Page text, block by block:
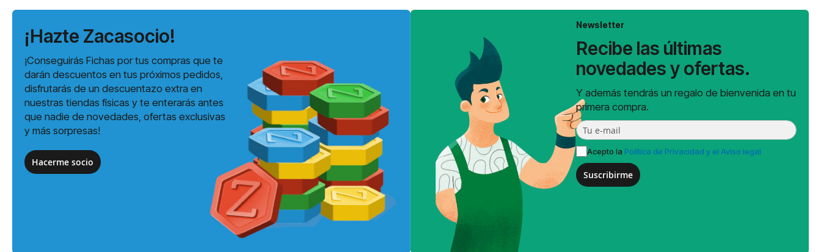
¡Hazte Zacasocio!
¡Conseguirás Fichas por tus compras que te
darán descuentos en tus próximos pedidos,
disfrutarás de un descuentazo extra en
nuestras tiendas físicas y te enterarás antes
que nadie de novedades, ofertas exclusivas
y más sorpresas!
Hacerme socio
Newsletter
Recibe las últimas
novedades y ofertas.
Y además tendrás un regalo de bienvenida en tu
primera compra.
Acepto la Política de Privacidad y el Aviso legal
Suscribirme